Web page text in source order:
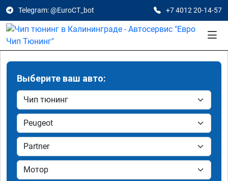
Telegram: @EuroCT_bot +7 4012 20-14-57
Выберите ваш авто: